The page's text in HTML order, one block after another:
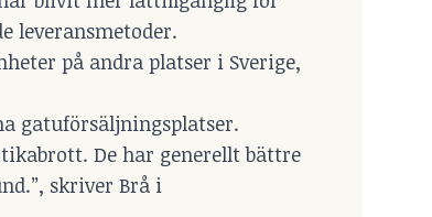
leveransmetoder.
på andra platser i Sverige,
gatuförsäljningsplatser.
De har generellt bättre
skriver Brå i